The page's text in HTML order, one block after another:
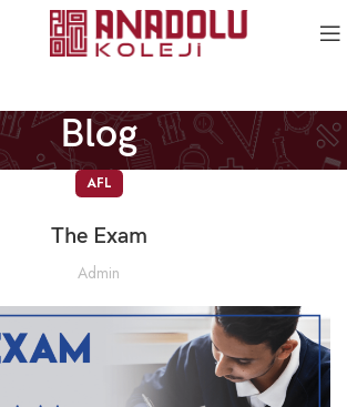
Blog
AFL
The Exam
Admin